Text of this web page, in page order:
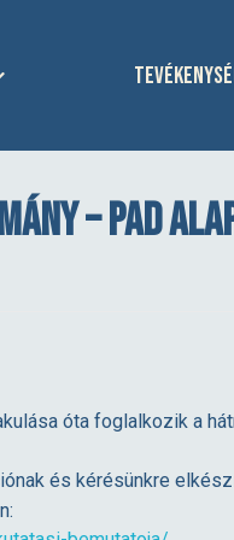
– PAD
óta foglalkozik a
és kérésünkre